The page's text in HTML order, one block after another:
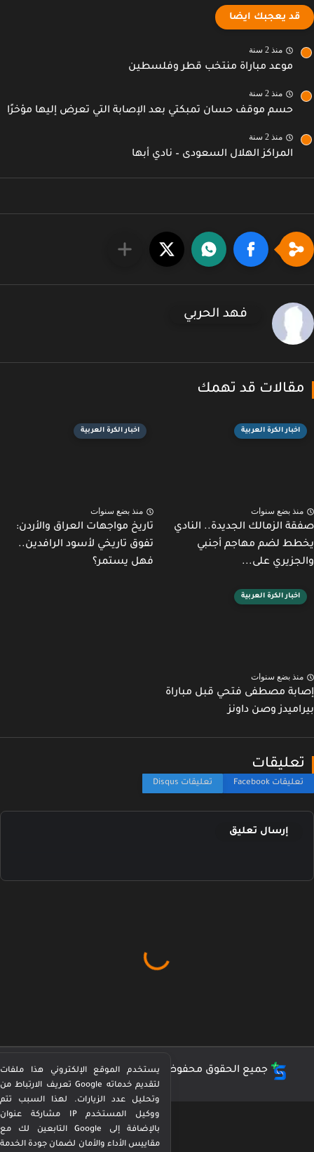
قد يعجبك ايضا
منذ 2 سنة
موعد مباراة منتخب قطر وفلسطين
منذ 2 سنة
حسم موقف حسان تمبكتي بعد الإصابة التي تعرض إليها مؤخرًا
منذ 2 سنة
المراكز الهلال السعودى – نادي أبها
فهد الحربي
قد تهمك
اخبار الكرة العربية
بضع سنوات
الزمالك الجديدة.. النادي
لضم مهاجم أجنبي
على...
اخبار الكرة العربية
منذ بضع سنوات
تاريخ مواجهات العراق والأردن:
تفوق تاريخي لأسود الرافدين..
فهل يستمر؟
اخبار الكرة العربية
بضع سنوات
مصطفى فتحي قبل مباراة
وصن داونز
إرسال تعليق
جميع الحقوق محفوظة © كورة بيرفكت Perfect Kora
يستخدم الموقع الإلكتروني هذا ملفات
تعريف الارتباط من Google لتقديم خدماته
وتحليل عدد الزيارات. لهذا السبب تتم
مشاركة عنوان IP ووكيل المستخدم
التابعين لك مع Google بالإضافة إلى
مقاييس الأداء والأمان لضمان جودة الخدمة